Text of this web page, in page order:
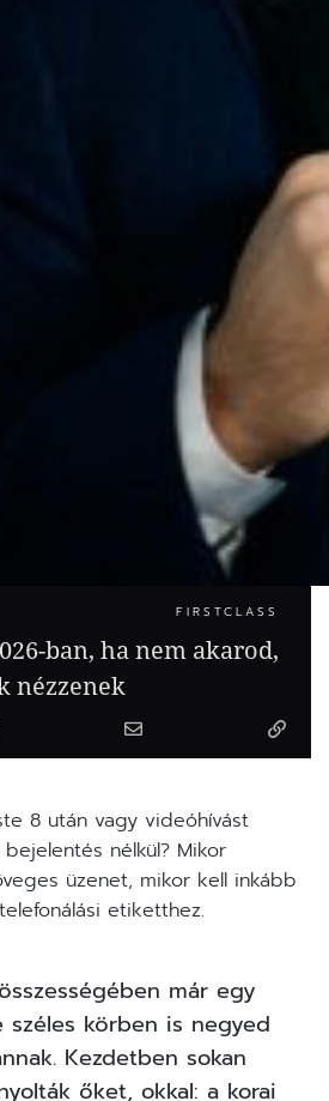
FIRSTCLASS
ban, ha nem akarod,
nézzenek
8 után vagy videóhívást
nélkül? Mikor
üzenet, mikor kell inkább
etiketthez.
összességében már egy
körben is negyed
Kezdetben sokan
őket, okkal: a korai